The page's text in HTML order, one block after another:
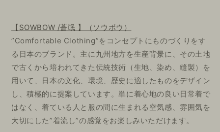
【SOWBOW /蒼氓 】（ソウボウ）
”Comfortable Clothing”をコンセプトにものづくりをす
る日本のブランド。 主に九州地方を生産背景に、その土地
で古くから培われてきた伝統技術（生地、染め、縫製）を
用いて、 日本の文化、環境、歴史に適したものをデザイン
し、積極的に提案しています。単に着心地の良い日常着で
はなく、着ている人と服の間に生まれる空気感、雰囲気を
大切にした”着流し”の感覚をお楽しみいただけます。